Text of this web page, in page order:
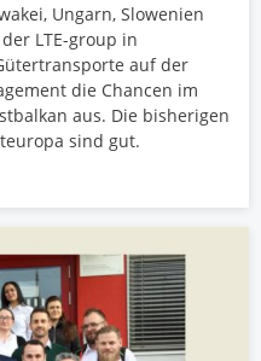
Ungarn, Slowenien
LTE-group in
auf der
die Chancen im
aus. Die bisherigen
sind gut.